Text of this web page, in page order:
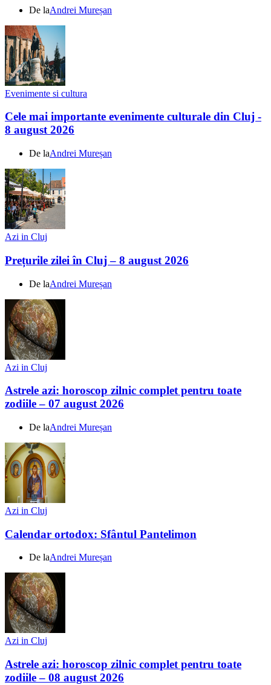
De laAndrei Mureșan
Evenimente si cultura
Cele mai importante evenimente culturale din Cluj -
8 august 2026
De laAndrei Mureșan
Azi in Cluj
Prețurile zilei în Cluj – 8 august 2026
De laAndrei Mureșan
Azi in Cluj
Astrele azi: horoscop zilnic complet pentru toate
zodiile – 07 august 2026
De laAndrei Mureșan
Azi in Cluj
Calendar ortodox: Sfântul Pantelimon
De laAndrei Mureșan
Azi in Cluj
Astrele azi: horoscop zilnic complet pentru toate
zodiile – 08 august 2026